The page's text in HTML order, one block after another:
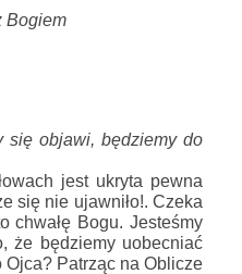
Bogiem
się objawi, będziemy do
jest ukryta pewna
się nie ujawniło!. Czeka
chwałę Bogu. Jesteśmy
że będziemy uobecniać
Ojca? Patrząc na Oblicze